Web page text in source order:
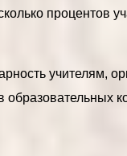
процентов
учителям,
образовательных